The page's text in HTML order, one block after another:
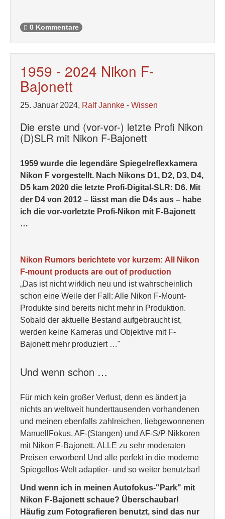
0 Kommentare
1959 - 2024 Nikon F-
Bajonett
25. Januar 2024, Ralf Jannke - Wissen
Die erste und (vor-vor-) letzte Profi Nikon
(D)SLR mit Nikon F-Bajonett
1959 wurde die legendäre Spiegelreflexkamera
Nikon F vorgestellt. Nach Nikons D1, D2, D3, D4,
D5 kam 2020 die letzte Profi-Digital-SLR: D6. Mit
der D4 von 2012 – lässt man die D4s aus – habe
ich die vor-vorletzte Profi-Nikon mit F-Bajonett
…
Nikon Rumors berichtete vor kurzem: All Nikon
F-mount products are out of production
„Das ist nicht wirklich neu und ist wahrscheinlich
schon eine Weile der Fall: Alle Nikon F-Mount-
Produkte sind bereits nicht mehr in Produktion.
Sobald der aktuelle Bestand aufgebraucht ist,
werden keine Kameras und Objektive mit F-
Bajonett mehr produziert …"
Und wenn schon …
Für mich kein großer Verlust, denn es ändert ja
nichts an weltweit hunderttausenden vorhandenen
und meinen ebenfalls zahlreichen, liebgewonnenen
ManuellFokus, AF-(Stangen) und AF-S/P Nikkoren
mit Nikon F-Bajonett. ALLE zu sehr moderaten
Preisen erworben! Und alle perfekt in die moderne
Spiegellos-Welt adaptier- und so weiter benutzbar!
Und wenn ich in meinen Autofokus-"Park" mit
Nikon F-Bajonett schaue? Überschaubar!
Häufig zum Fotografieren benutzt, sind das nur